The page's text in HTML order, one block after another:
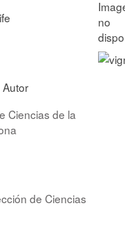
Autor
Ciencias de la
de Ciencias